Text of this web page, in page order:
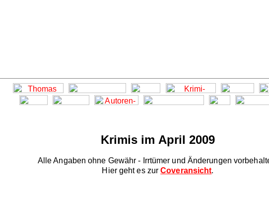
Krimis im April 2009
Alle Angaben ohne Gewähr - Irrtümer und Änderungen
Hier geht es zurCoveransicht.